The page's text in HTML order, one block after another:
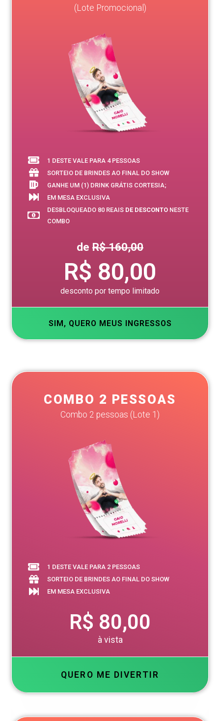
(Lote Promocional)
1 DESTE VALE PARA 4 PESSOAS
SORTEIO DE BRINDES AO FINAL DO SHOW
GANHE UM (1) DRINK GRÁTIS CORTESIA;
EM MESA EXCLUSIVA
DESBLOQUEADO 80 REAIS DE DESCONTO NESTE
COMBO
de R$ 160,00
R$ 80,00
desconto por tempo limitado
SIM, QUERO MEUS INGRESSOS
COMBO 2 PESSOAS
Combo 2 pessoas (Lote 1)
1 DESTE VALE PARA 2 PESSOAS
SORTEIO DE BRINDES AO FINAL DO SHOW
EM MESA EXCLUSIVA
R$ 80,00
à vista
QUERO ME DIVERTIR